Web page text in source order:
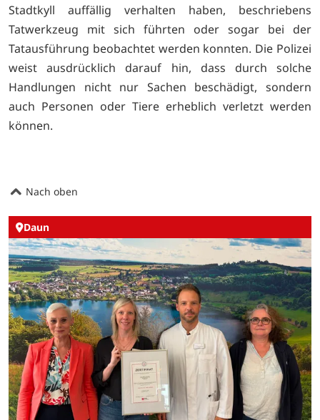
Stadtkyll auffällig verhalten haben, beschriebens
Tatwerkzeug mit sich führten oder sogar bei der
Tatausführung beobachtet werden konnten. Die Polizei
weist ausdrücklich darauf hin, dass durch solche
Handlungen nicht nur Sachen beschädigt, sondern
auch Personen oder Tiere erheblich verletzt werden
können.
Nach oben
Daun